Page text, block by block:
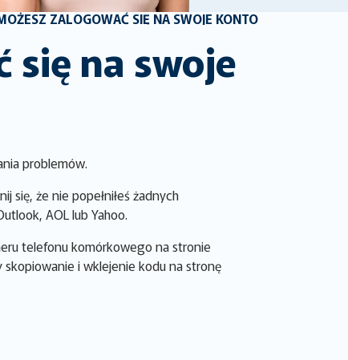
ZALOGOWAĆ SIĘ NA SWOJE KONTO
się na swoje
problemów.
się, że nie popełniłeś żadnych
AOL lub Yahoo.
telefonu komórkowego na stronie
i wklejenie kodu na stronę